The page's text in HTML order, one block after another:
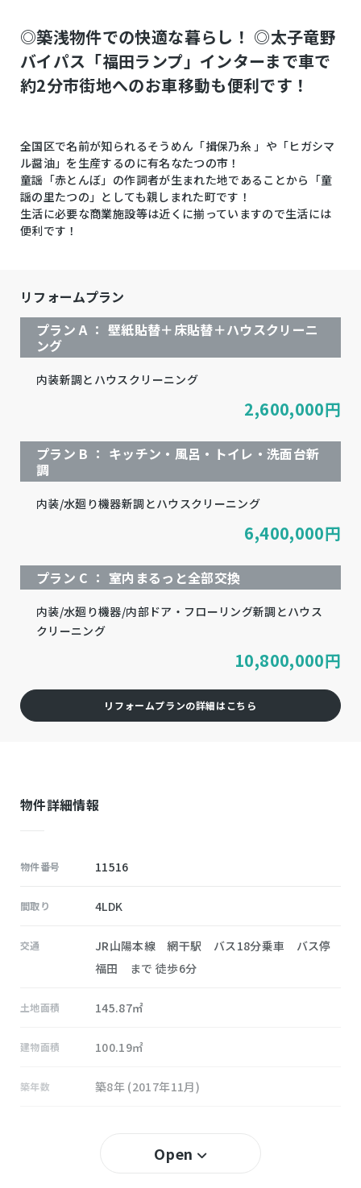
◎築浅物件での快適な暮らし！ ◎太子竜野
バイパス「福田ランプ」インターまで車で
約2分市街地へのお車移動も便利です！
全国区で名前が知られるそうめん「揖保乃糸 」や「ヒガシマ
ル醤油」を生産するのに有名なたつの市！
童謡「赤とんぼ」の作詞者が生まれた地であることから「童
謡の里たつの」としても親しまれた町です！
生活に必要な商業施設等は近くに揃っていますので生活には
便利です！
リフォームプラン
プラン A ： 壁紙貼替＋床貼替＋ハウスクリーニ
ング
内装新調とハウスクリーニング
2,600,000円
プラン B ： キッチン・風呂・トイレ・洗面台新
調
内装/水廻り機器新調とハウスクリーニング
6,400,000円
プラン C ： 室内まるっと全部交換
内装/水廻り機器/内部ドア・フローリング新調とハウス
クリーニング
10,800,000円
リフォームプランの詳細はこちら
物件詳細情報
物件番号 11516
間取り 4LDK
交通
JR山陽本線 網干駅 バス18分乗車 バス停
福田 まで 徒歩6分
土地面積 145.87㎡
建物面積 100.19㎡
築年数 築8年 (2017年11月)
Open